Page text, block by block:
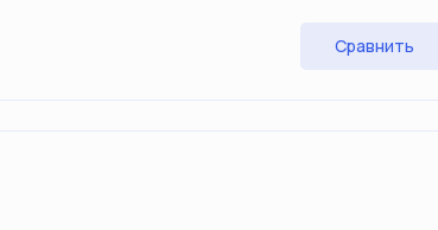
Сравнить